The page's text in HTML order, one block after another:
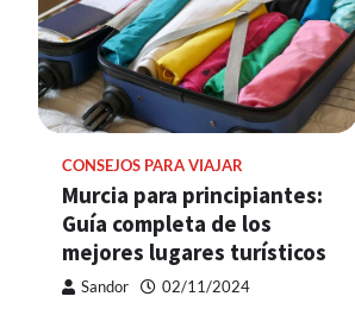
CONSEJOS PARA VIAJAR
Murcia para principiantes:
Guía completa de los
mejores lugares turísticos
Sandor 02/11/2024